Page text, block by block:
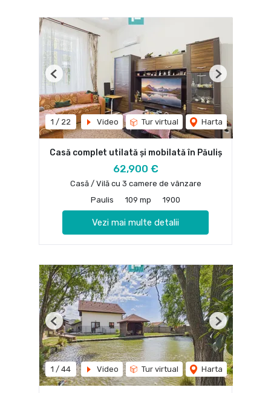
1 / 22 Video Tur virtual Harta
Previous Next
Casă complet utilată și mobilată în Păuliș
62,900 €
Casă / Vilă cu 3 camere de vânzare
Paulis
109 mp 1900
Vezi mai multe detalii
1 / 44 Video Tur virtual Harta
Previous Next